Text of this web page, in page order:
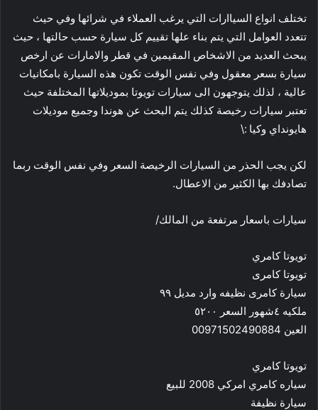
تختلف انواع السياارات التي يرغب العملاء في شرائها وفي حيث
تتعدد العوامل التي يتم بناء علها تقييم كل سيارة حسب حالتها ، حيث
يبحث العديد من الاشخاص المقيمين في قطر والامارات عن ارخص
سيارة بسعر معقول وفي نفس الوقت تكون هذه السيارة بامكانيات
عالية ، لذلك يتوجهون الى سيارات تويوتا بموديلاتها المختلفة حيث
تعتبر سيارات رخيصة كذلك يتم البحث عن هوندا وجميع موديلات
هايونداي وكيا :\
لكن يجب الحذر من السيارات الرخيصة السعر وفي نفس الوقت ربما
تصادفك بها الكثير من الاعطال.
سيارات باسعار مرتفعة من المالك/
تويوتا كامري
تويوتا كامرى
سيارة كامرى نظيفه وارد مديل ٩٩
ملكيه ٤شهور السعر ٥٢٠٠
العين 00971502490884
تويوتا كامري
سياره كامري امركي 2008 للبيع
سيارة نظيفة